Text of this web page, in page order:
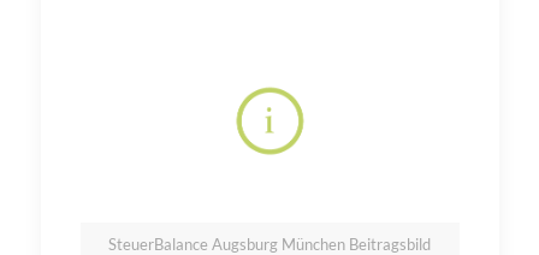
SteuerBalance Augsburg München Beitragsbild